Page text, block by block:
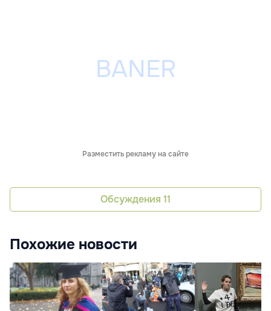
Разместить рекламу на сайте
Обсуждения 11
Похожие новости